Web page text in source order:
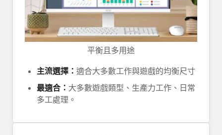
平衡且多用途
主流選擇： 適合大多數工作與遊戲的均衡尺寸
最適合： 大多數遊戲類型、生產力工作、日常
多工處理。